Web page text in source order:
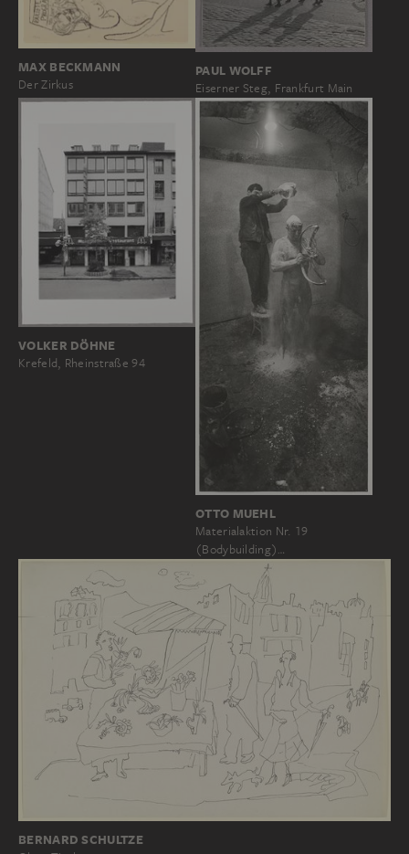
MAX BECKMANN
Der Zirkus
PAUL WOLFF
Eiserner Steg, Frankfurt Main
VOLKER DÖHNE
Krefeld, Rheinstraße 94
OTTO MUEHL
Materialaktion Nr. 19
(Bodybuilding)…
BERNARD SCHULTZE